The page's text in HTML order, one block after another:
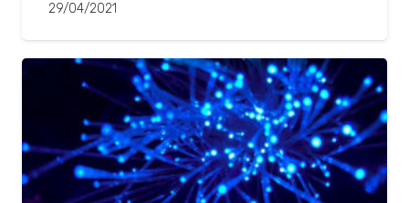
29/04/2021